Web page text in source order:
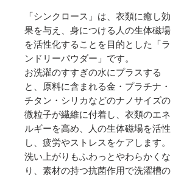
「シンクロース」は、衣類に癒し効
果を与え、身につける人の生体磁場
を活性化することを目的とした「ラ
ンドリーパウダー」です。
お洗濯のすすぎの水にプラスする
と、原料に含まれる金・プラチナ・
チタン・シリカなどのナノサイズの
微粒子が繊維に付着し、衣類のエネ
ルギーを高め、人の生体磁場を活性
し、疲労やストレスをケアします。
洗い上がりもふわっとやわらかくな
り、素材の持つ抗菌作用で洗濯槽の